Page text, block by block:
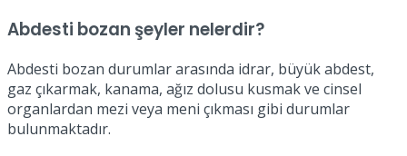
Abdesti bozan şeyler nelerdir?
Abdesti bozan durumlar arasında idrar, büyük abdest,
gaz çıkarmak, kanama, ağız dolusu kusmak ve cinsel
organlardan mezi veya meni çıkması gibi durumlar
bulunmaktadır.